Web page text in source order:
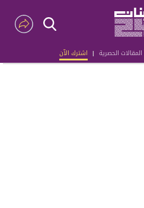
الحصرية | اشترك الآن